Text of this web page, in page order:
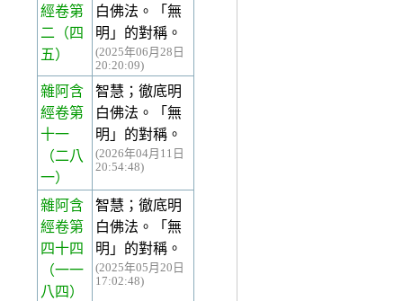
經卷第
二 （四
五）
白佛法。「無
明」的對稱。
(2025年06月28日
20:20:09)
雜阿含
經卷第
十一
（二八
一）
智慧；徹底明
白佛法。「無
明」的對稱。
(2026年04月11日
20:54:48)
雜阿含
經卷第
四十四
（一一
八四）
智慧；徹底明
白佛法。「無
明」的對稱。
(2025年05月20日
17:02:48)